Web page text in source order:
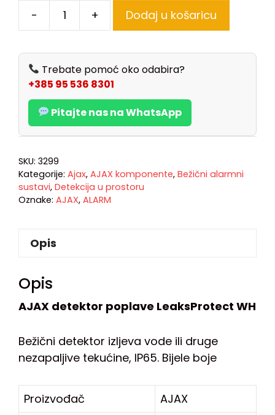
- + Dodaj u košaricu
Trebate pomoć oko odabira?
+385 95 536 8301
Pitajte nas na WhatsApp
SKU: 3299
Kategorije: Ajax, AJAX komponente, Bežični alarmni
sustavi, Detekcija u prostoru
Oznake: AJAX, ALARM
Opis
Opis
AJAX detektor poplave LeaksProtect WH
Bežični detektor izljeva vode ili druge
nezapaljive tekućine, IP65. Bijele boje
Proizvođač
AJAX